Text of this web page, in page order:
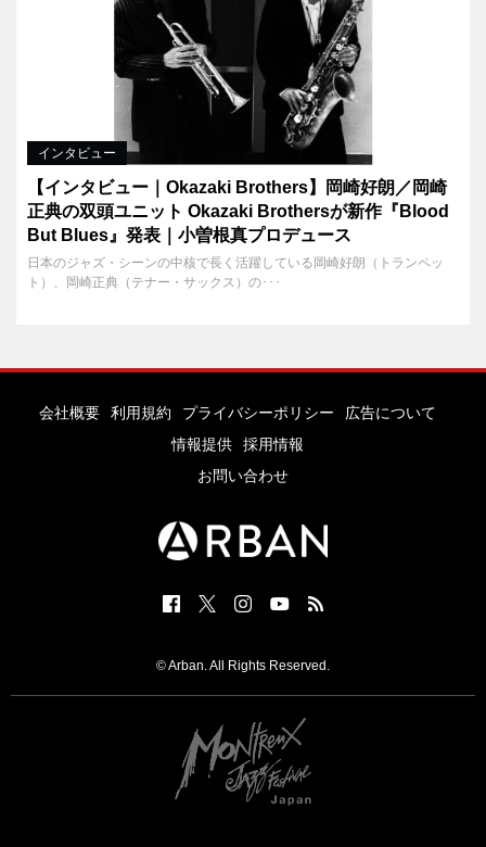
インタビュー
【インタビュー｜Okazaki Brothers】岡崎好朗／岡崎
正典の双頭ユニット Okazaki Brothersが新作『Blood
But Blues』発表｜小曽根真プロデュース
日本のジャズ・シーンの中核で長く活躍している岡崎好朗（トランペッ
ト）、岡崎正典（テナー・サックス）の･･･
会社概要 利用規約 プライバシーポリシー
広告について
情報提供
採用情報
お問い合わせ
© Arban. All Rights Reserved.